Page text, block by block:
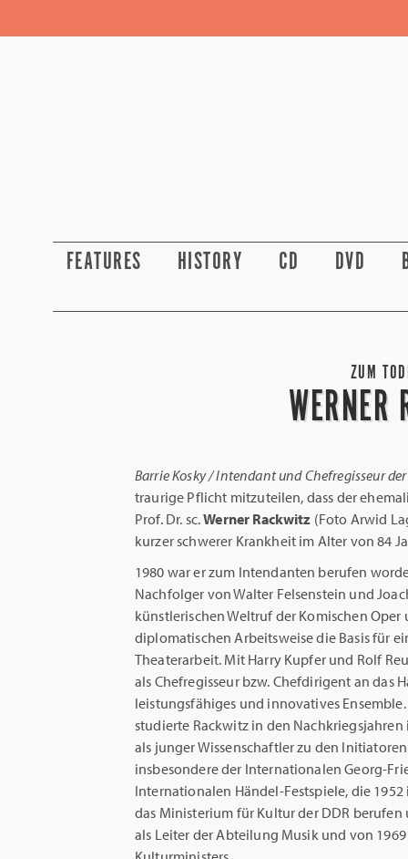
FEATURES HISTORY CD DVD
ZUM
WERNER
Barrie Kosky / Intendant und Chefregisseur
traurige Pflicht mitzuteilen, dass der
Prof. Dr. sc.Werner Rackwitz (Foto Arwid
kurzer schwerer Krankheit im Alter von 84
1980 war er zum Intendanten berufen
Nachfolger von Walter Felsenstein und
künstlerischen Weltruf der Komischen
diplomatischen Arbeitsweise die Basis für
Theaterarbeit. Mit Harry Kupfer und Rolf
als Chefregisseur bzw. Chefdirigent an das
leistungsfähiges und innovatives
studierte Rackwitz in den
als junger Wissenschaftler zu den
insbesondere der Internationalen Georg-
Internationalen Händel-Festspiele, die
das Ministerium für Kultur der DDR
als Leiter der Abteilung Musik und von